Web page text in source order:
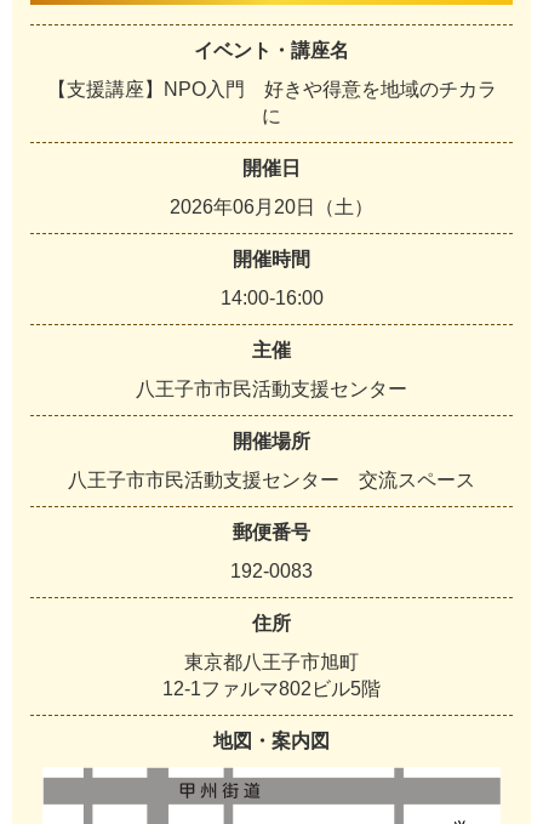
イベント・講座名
【支援講座】NPO入門 好きや得意を地域のチカラ
に
開催日
2026年06月20日（土）
開催時間
14:00-16:00
主催
八王子市市民活動支援センター
開催場所
八王子市市民活動支援センター 交流スペース
郵便番号
192-0083
住所
東京都八王子市旭町
12-1ファルマ802ビル5階
地図・案内図